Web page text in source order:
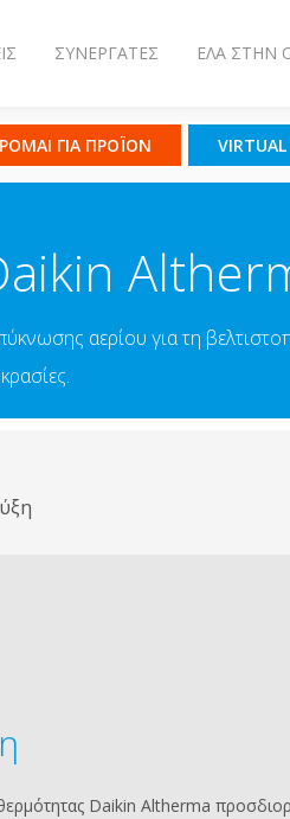
ΣΥΝΕΡΓΆΤΕΣ ΈΛΑ ΣΤΗΝ
ΓΙΑ ΠΡΟΪΟΝ VIRTUAL
αερίου για τη
Daikin Altherma